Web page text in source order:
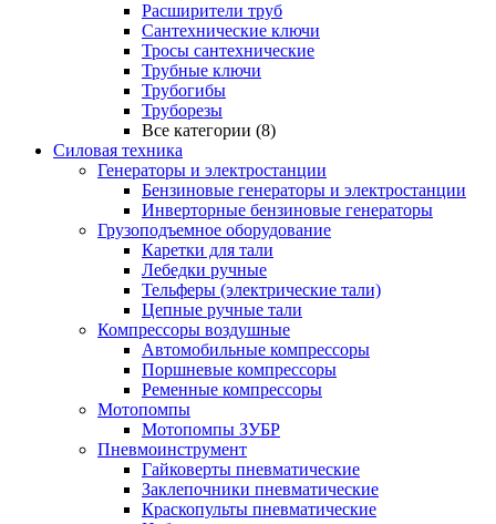
Расширители труб
Сантехнические ключи
Тросы сантехнические
Трубные ключи
Трубогибы
Труборезы
Все категории (8)
Силовая техника
Генераторы и электростанции
Бензиновые генераторы и электростанции
Инверторные бензиновые генераторы
Грузоподъемное оборудование
Каретки для тали
Лебедки ручные
Тельферы (электрические тали)
Цепные ручные тали
Компрессоры воздушные
Автомобильные компрессоры
Поршневые компрессоры
Ременные компрессоры
Мотопомпы
Мотопомпы ЗУБР
Пневмоинструмент
Гайковерты пневматические
Заклепочники пневматические
Краскопульты пневматические